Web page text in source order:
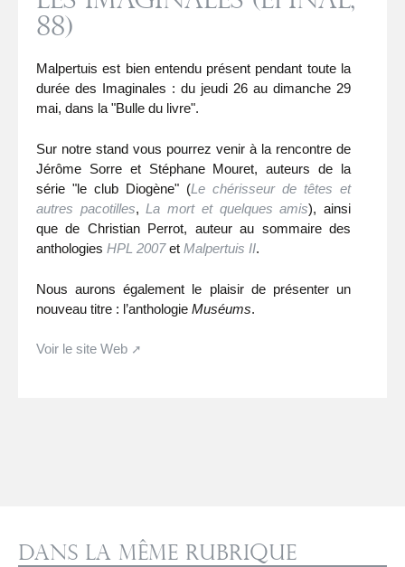
88)
Malpertuis est bien entendu présent pendant toute la
durée des Imaginales : du jeudi 26 au dimanche 29
mai, dans la "Bulle du livre".
Sur notre stand vous pourrez venir à la rencontre de
Jérôme Sorre et Stéphane Mouret, auteurs de la
série "le club Diogène" (Le chérisseur de têtes et
autres pacotilles,La mort et quelques amis), ainsi
que de Christian Perrot, auteur au sommaire des
anthologies HPL 2007et Malpertuis II.
Nous aurons également le plaisir de présenter un
nouveau titre : l’anthologie Muséums.
Voir le site Web
Dans la même rubrique